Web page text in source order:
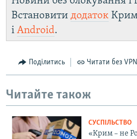
Встановити додаток
і Android.
Поділитись Читати без VPN
Читайте також
СУСПІЛЬСТВО
«Крим – не